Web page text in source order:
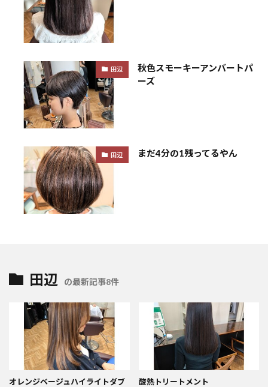
田辺
秋色スモーキーアンバートパ
ーズ
田辺 まだ4分の1残ってるやん
田辺 の最新記事8件
オレンジベージュハイライトダブ
酸熱トリートメント